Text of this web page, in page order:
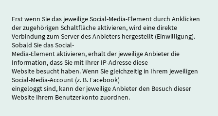
Erst wenn Sie das jeweilige Social-Media-Element durch Anklicken
der zugehörigen Schaltfläche aktivieren, wird eine direkte
Verbindung zum Server des Anbieters hergestellt (Einwilligung).
Sobald Sie das Social-
Media-Element aktivieren, erhält der jeweilige Anbieter die
Information, dass Sie mit Ihrer IP-Adresse diese
Website besucht haben. Wenn Sie gleichzeitig in Ihrem jeweiligen
Social-Media-Account (z. B. Facebook)
eingeloggt sind, kann der jeweilige Anbieter den Besuch dieser
Website Ihrem Benutzerkonto zuordnen.